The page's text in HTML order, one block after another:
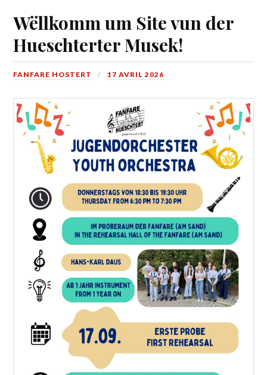
Wëllkomm um Site vun der
Hueschterter Musek!
FANFARE HOSTERT 17 AVRIL 2026